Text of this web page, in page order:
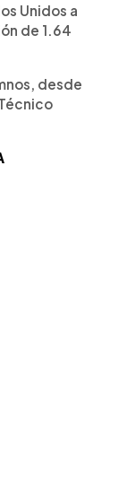
Unidos a
de 1.64
desde